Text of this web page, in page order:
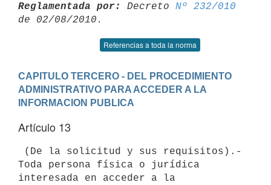
Reglamentada por: Decreto Nº 232/010
Referencias a toda la norma
CAPITULO TERCERO - DEL PROCEDIMIENTO
ADMINISTRATIVO PARA ACCEDER A LA
INFORMACION PUBLICA
Artículo 13
Toda persona física o jurídica
interesada en acceder a la